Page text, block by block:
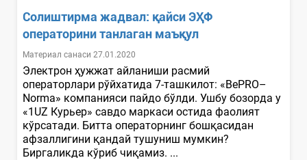
Солиштирма жадвал: қайси ЭҲФ
операторини танлаган маъқул
Материал санаси 27.01.2020
Электрон ҳужжат айланиши расмий
операторлари рўйхатида 7-ташкилот: «BePRO–
Norma» компанияси пайдо бўлди. Ушбу бозорда у
«1UZ Курьер» савдо маркаси остида фаолият
кўрсатади. Битта операторнинг бошқасидан
афзаллигини қандай тушуниш мумкин?
Биргаликда кўриб чиқамиз. ...